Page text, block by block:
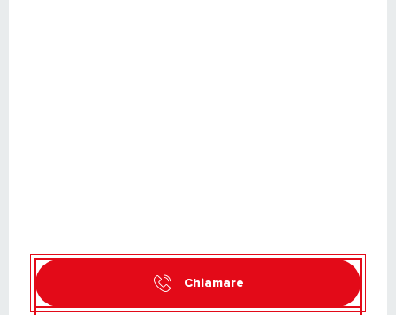
Chiamare